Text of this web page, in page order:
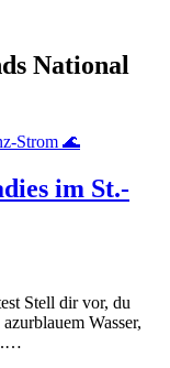
National
Strom 🌊
im St.-
Stell dir vor, du
Wasser,